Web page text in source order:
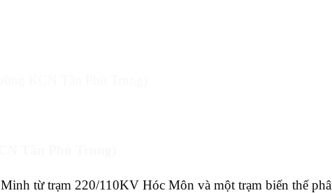
KCN Tân Phú Trung)
từ trạm 220/110KV Hóc Môn và một trạm biến thế